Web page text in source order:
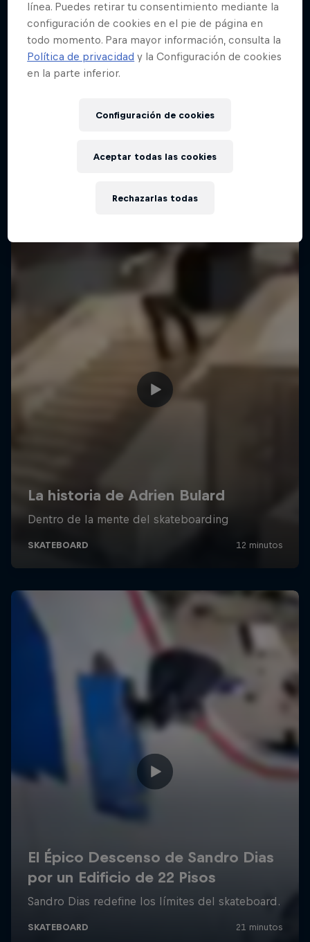
Red Bull Building Drop
línea. Puedes retirar tu consentimiento mediante la
configuración de cookies en el pie de página en
todo momento. Para mayor información, consulta la
Política de privacidad y la Configuración de cookies
en la parte inferior.
Configuración de cookies
Rechazarlas todas
Aceptar todas las cookies